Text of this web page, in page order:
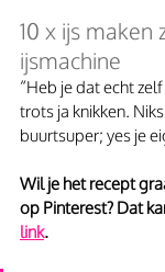
10 x ijs maken
ijsmachine
“Heb je dat echt
trots ja knikken.
buurtsuper; yes je
Wil je het recept
op Pinterest? Dat
link.